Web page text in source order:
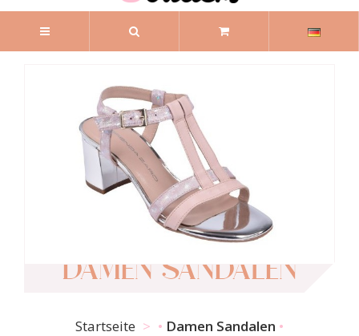
DAMEN SANDALEN
Startseite Damen Sandalen